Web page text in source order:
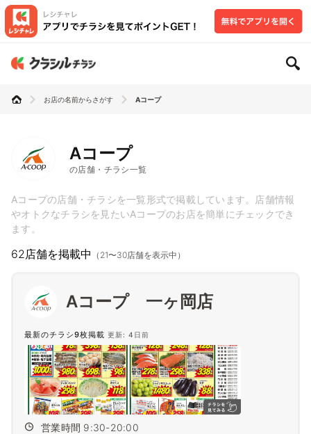
お店の名前からさがす Aコープ
Aコープ
の店舗・チラシ一覧
Aコープの店舗・チラシを一覧形式で掲載しています。店舗情報
やオトクなチラシを見たいAコープのお店を簡単にチェックでき
ます。
62店舗を掲載中 （21〜30店舗を表示中）
Aコープ 一ヶ岡店
最新のチラシ9枚掲載 更新: 4日前
営業時間 9:30-20:00